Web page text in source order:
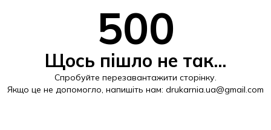
500
Щось пішло не так...
Спробуйте перезавантажити сторінку.
Якщо це не допомогло, напишіть нам: drukarnia.ua@gmail.com